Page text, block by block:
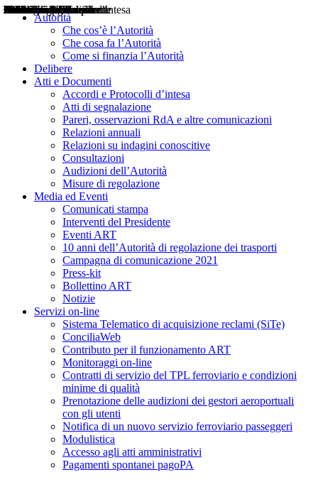
Autorità
Che cos’è l’Autorità
Che cosa fa l’Autorità
Come si finanzia l’Autorità
Delibere
Atti e Documenti
Accordi e Protocolli d’intesa
Atti di segnalazione
Pareri, osservazioni RdA e altre comunicazioni
Relazioni annuali
Relazioni su indagini conoscitive
Consultazioni
Audizioni dell’Autorità
Misure di regolazione
Media ed Eventi
Comunicati stampa
Interventi del Presidente
Eventi ART
10 anni dell’Autorità di regolazione dei trasporti
Campagna di comunicazione 2021
Press-kit
Bollettino ART
Notizie
Servizi on-line
Sistema Telematico di acquisizione reclami (SiTe)
ConciliaWeb
Contributo per il funzionamento ART
Monitoraggi on-line
Contratti di servizio del TPL ferroviario e condizioni
minime di qualità
Prenotazione delle audizioni dei gestori aeroportuali
con gli utenti
Notifica di un nuovo servizio ferroviario passeggeri
Modulistica
Accesso agli atti amministrativi
Pagamenti spontanei pagoPA
Delibere
Pareri
Consultazioni
Audizioni
Atti di Segnalazione
Accordi e Protocolli d'Intesa
Relazioni annuali
Misure di regolazione
Notizie
Comunicati Stampa
Bollettini ART
Convegni ART
Interviste del Presidente
Articoli in primo piano
Interventi del Presidente
2004
2005
2010
2013
2014
2015
2016
2017
2018
2019
202
2020
2021
2022
2023
2024
2025
2026
Aereo
Marittimo
Terrestre